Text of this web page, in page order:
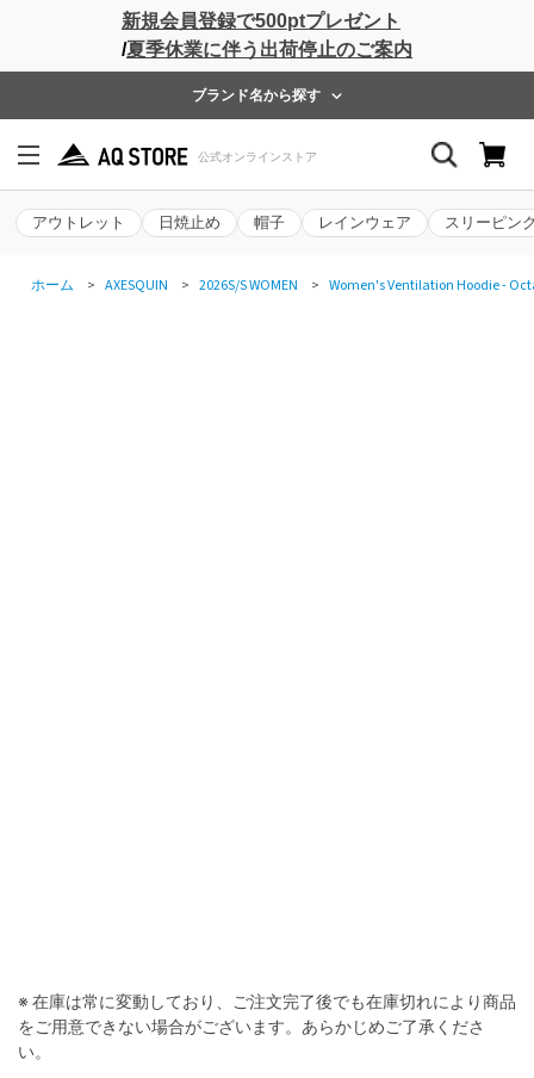
新規会員登録で500ptプレゼント
/夏季休業に伴う出荷停止のご案内
ブランド名から探す
アウトレット 日焼止め 帽子 レインウェア スリーピン
ホーム > AXESQUIN > 2026S/S WOMEN > Women's Ventilation Hoodie -
※ 在庫は常に変動しており、ご注文完了後でも在庫切れにより商品
をご用意できない場合がございます。あらかじめご了承くださ
い。